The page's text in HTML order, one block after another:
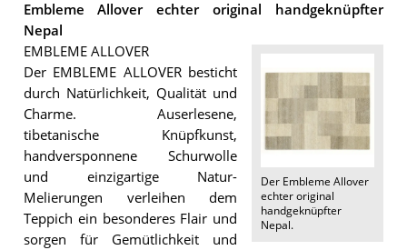
Embleme Allover echter original handgeknüpfter
Nepal
Der Embleme Allover
echter original
handgeknüpfter
Nepal.
EMBLEME ALLOVER
Der EMBLEME ALLOVER besticht
durch Natürlichkeit, Qualität und
Charme. Auserlesene,
tibetanische Knüpfkunst,
handversponnene Schurwolle
und einzigartige Natur-
Melierungen verleihen dem
Teppich ein besonderes Flair und
sorgen für Gemütlichkeit und